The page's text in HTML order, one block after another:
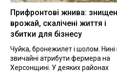
Прифронтові жнива:
врожай, скалічені життя і
збитки для бізнесу
Чуйка, бронежилет і шолом. Нині
звичайні атрибути фермера на
Херсонщині. У деяких районах